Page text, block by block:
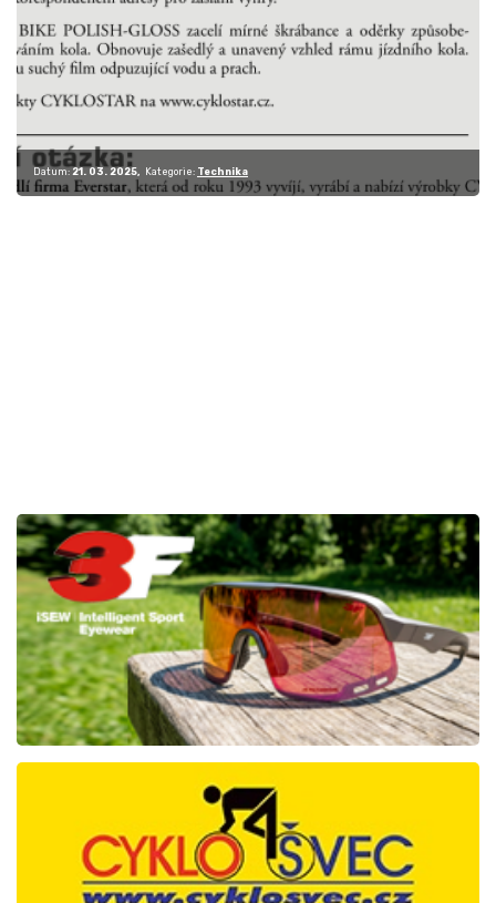
Datum: 21. 03. 2025 Kategorie: Technika